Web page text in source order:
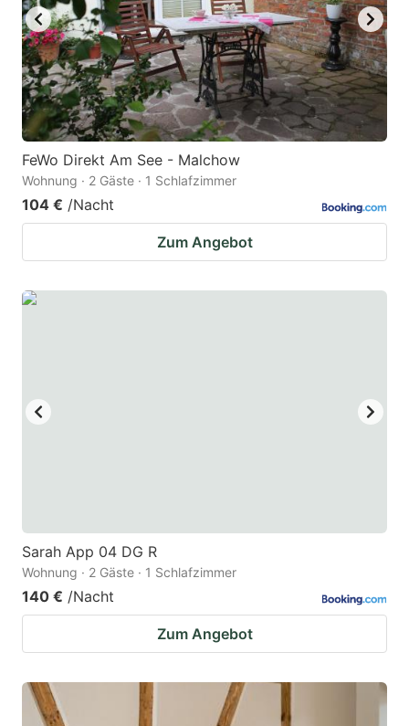
to
get
the
keyboard
shortcuts
for
changing
dates.
to
get
the
keyboard
shortcuts
FeWo Direkt Am See - Malchow
Wohnung · 2 Gäste · 1 Schlafzimmer
104 € /Nacht
Zum Angebot
Sarah App 04 DG R
Wohnung · 2 Gäste · 1 Schlafzimmer
140 € /Nacht
Zum Angebot